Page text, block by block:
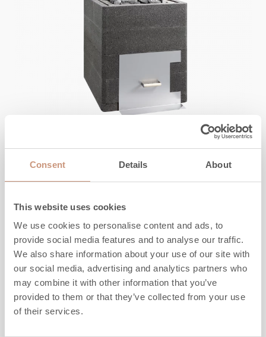
Consent Details About
This website uses cookies
We use cookies to personalise content and ads, to
provide social media features and to analyse our traffic.
We also share information about your use of our site with
our social media, advertising and analytics partners who
may combine it with other information that you’ve
provided to them or that they’ve collected from your use
of their services.
Syvyys
Paino
1135
Saunankoko
14-28m
TUTUSTU